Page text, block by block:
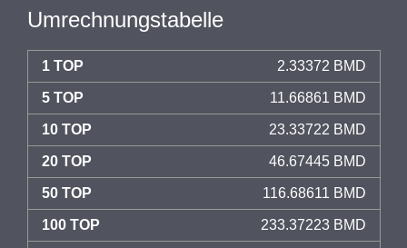
Umrechnungstabelle
1 TOP 2.33372 BMD
5 TOP 11.66861 BMD
10 TOP 23.33722 BMD
20 TOP 46.67445 BMD
50 TOP 116.68611 BMD
100 TOP 233.37223 BMD